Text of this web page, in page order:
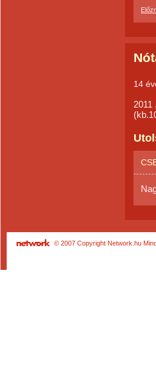
14
2011
© 2007 Copyright Network.hu